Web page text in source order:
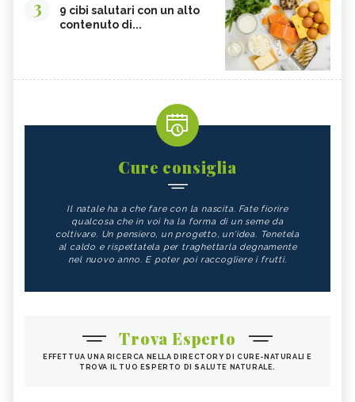
3
9 cibi salutari con un alto
contenuto di...
Cure consiglia
Il natale ha a che fare con la nascita. Fate fiorire
qualcosa che in voi ha la forma di un seme da
coltivare. Un pensiero, un progetto, un'idea. Tenetela
al caldo e rispettatela per traghettarla degnamente
nel nuovo anno. E poter poi raccogliere i frutti.
Trova Esperto
EFFETTUA UNA RICERCA NELLA DIRECTORY DI CURE-NATURALI E
TROVA IL TUO ESPERTO DI SALUTE NATURALE.